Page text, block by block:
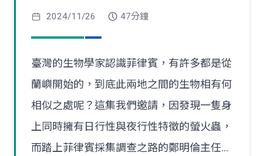
2024/11/26 47分鐘
臺灣的生物學家認識菲律賓，有許多都是從
蘭嶼開始的，到底此兩地之間的生物相有何
相似之處呢？這集我們邀請，因發現一隻身
上同時擁有日行性與夜行性特徵的螢火蟲，
而踏上菲律賓採集調查之路的鄭明倫主任...